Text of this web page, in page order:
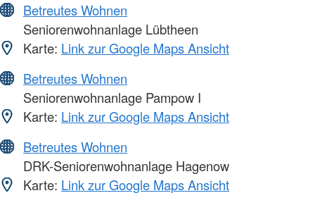
Betreutes Wohnen
Seniorenwohnanlage Lübtheen
Karte: Link zur Google Maps Ansicht
Betreutes Wohnen
Seniorenwohnanlage Pampow I
Karte: Link zur Google Maps Ansicht
Betreutes Wohnen
DRK-Seniorenwohnanlage Hagenow
Karte: Link zur Google Maps Ansicht